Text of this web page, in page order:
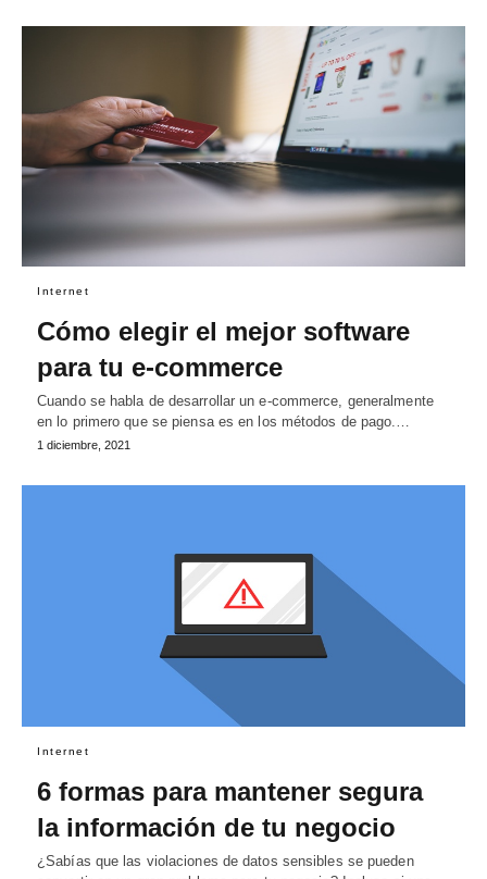
Internet
Cómo elegir el mejor software
para tu e-commerce
Cuando se habla de desarrollar un e-commerce, generalmente
en lo primero que se piensa es en los métodos de pago.…
1 diciembre, 2021
Internet
6 formas para mantener segura
la información de tu negocio
¿Sabías que las violaciones de datos sensibles se pueden